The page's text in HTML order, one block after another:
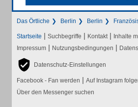
Das Örtliche Berlin Berlin
Startseite | Suchbegriffe | Kontakt | Inhalte
Impressum | Nutzungsbedingungen |
Datenschutz-Einstellungen
Facebook - Fan werden | Auf Instagram
Über den Messenger suchen